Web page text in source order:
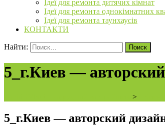
Ідеї для ремонта дитячих кімнат
Ідеї для ремонта однокімнатних
Ідеї для ремонта таунхаусів
КОНТАКТИ
Найти:
5_г.Киев —
>
5_г.Киев — авторский